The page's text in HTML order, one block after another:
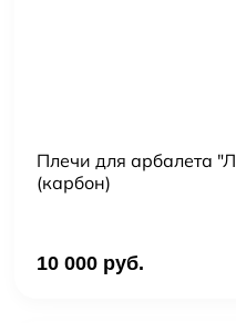
Плечи для арбалета
(карбон)
10 000 руб.